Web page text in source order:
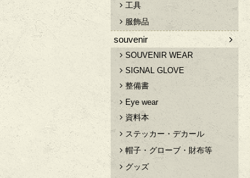
工具
服飾品
souvenir
SOUVENIR WEAR
SIGNAL GLOVE
整備書
Eye wear
資料本
ステッカー・デカール
帽子・グローブ・財布等
グッズ